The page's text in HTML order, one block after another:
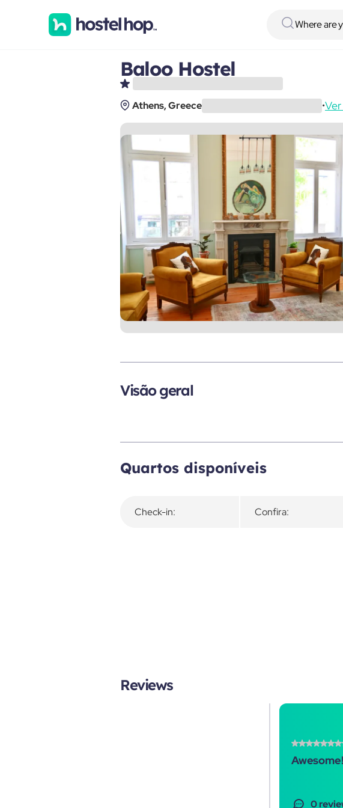
Baloo Hostel
Athens, Greece •
Visão geral
Quartos disponíveis
Check-in: Confira:
Reviews
Awesome!
0